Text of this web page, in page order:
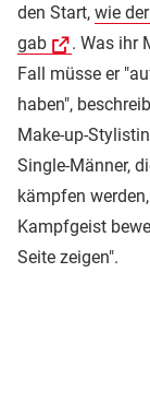
den Start, wie
gab
. Was ihr
Fall müsse er
haben",
Make-up-
Single-Männer,
kämpfen
Kampfgeist
Seite zeigen".